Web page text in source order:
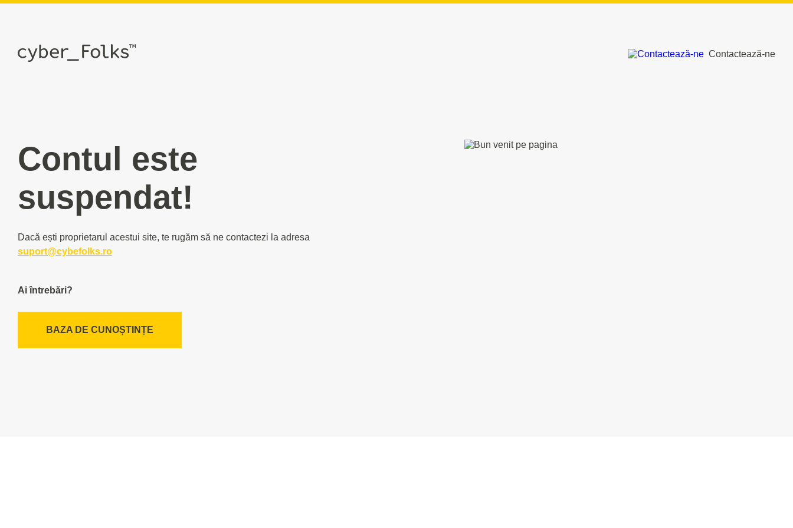
Contactează-ne
Contul este
suspendat!
Dacă ești proprietarul acestui site, te rugăm să ne contactezi la adresa
suport@cybefolks.ro
Ai întrebări?
BAZA DE CUNOȘTINȚE